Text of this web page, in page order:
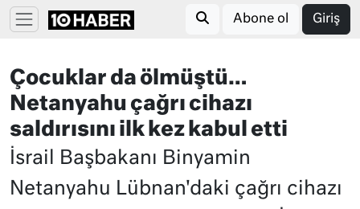
Abone ol Giriş
Çocuklar da ölmüştü…
Netanyahu çağrı cihazı
saldırısını ilk kez kabul etti
İsrail Başbakanı Binyamin
Netanyahu Lübnan'daki çağrı cihazı